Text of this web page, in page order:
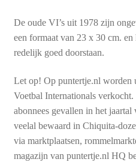
De oude VI’s uit 1978 zijn
een formaat van 23 x 30 cm. en
redelijk goed doorstaan.
Let op! Op puntertje.nl worden
Voetbal Internationals
abonnees gevallen in het
veelal bewaard in Chiquita-
via marktplaatsen,
magazijn van puntertje.nl HQ